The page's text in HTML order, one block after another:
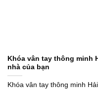
Khóa vân tay thông minh
nhà của bạn
Khóa vân tay thông minh